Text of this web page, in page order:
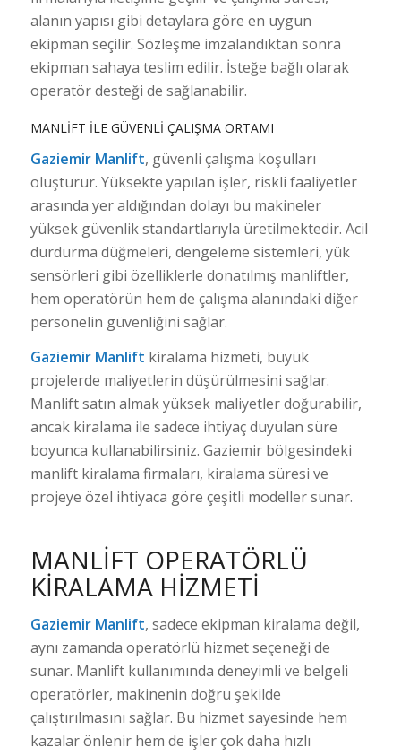
alanın yapısı gibi detaylara göre en uygun
ekipman seçilir. Sözleşme imzalandıktan sonra
ekipman sahaya teslim edilir. İsteğe bağlı olarak
operatör desteği de sağlanabilir.
MANLIFT ILE GÜVENLI ÇALIŞMA ORTAMI
Gaziemir Manlift, güvenli çalışma koşulları
oluşturur. Yüksekte yapılan işler, riskli faaliyetler
arasında yer aldığından dolayı bu makineler
yüksek güvenlik standartlarıyla üretilmektedir. Acil
durdurma düğmeleri, dengeleme sistemleri, yük
sensörleri gibi özelliklerle donatılmış manliftler,
hem operatörün hem de çalışma alanındaki diğer
personelin güvenliğini sağlar.
Gaziemir Manlift kiralama hizmeti, büyük
projelerde maliyetlerin düşürülmesini sağlar.
Manlift satın almak yüksek maliyetler doğurabilir,
ancak kiralama ile sadece ihtiyaç duyulan süre
boyunca kullanabilirsiniz. Gaziemir bölgesindeki
manlift kiralama firmaları, kiralama süresi ve
projeye özel ihtiyaca göre çeşitli modeller sunar.
MANLIFT OPERATÖRLÜ
KIRALAMA HIZMETI
Gaziemir Manlift, sadece ekipman kiralama değil,
aynı zamanda operatörlü hizmet seçeneği de
sunar. Manlift kullanımında deneyimli ve belgeli
operatörler, makinenin doğru şekilde
çalıştırılmasını sağlar. Bu hizmet sayesinde hem
kazalar önlenir hem de işler çok daha hızlı